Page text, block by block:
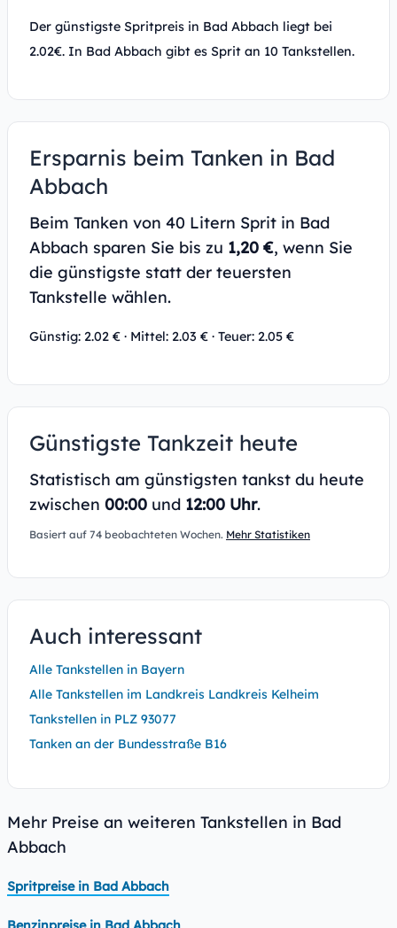
Der günstigste Spritpreis in Bad Abbach liegt bei
2.02€. In Bad Abbach gibt es Sprit an 10 Tankstellen.
Ersparnis beim Tanken in Bad
Abbach
Beim Tanken von 40 Litern Sprit in Bad
Abbach sparen Sie bis zu 1,20 €, wenn Sie
die günstigste statt der teuersten
Tankstelle wählen.
Günstig: 2.02 € · Mittel: 2.03 € · Teuer: 2.05 €
Günstigste Tankzeit heute
Statistisch am günstigsten tankst du heute
zwischen 00:00 und 12:00 Uhr.
Basiert auf 74 beobachteten Wochen. Mehr Statistiken
Auch interessant
Alle Tankstellen in Bayern
Alle Tankstellen im Landkreis Landkreis Kelheim
Tankstellen in PLZ 93077
Tanken an der Bundesstraße B16
Mehr Preise an weiteren Tankstellen in Bad
Abbach
Spritpreise in Bad Abbach